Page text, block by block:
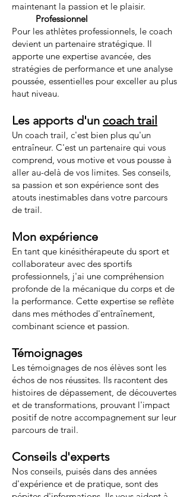
maintenant la passion et le plaisir.
Professionnel
Pour les athlètes professionnels, le coach
devient un partenaire stratégique. Il
apporte une expertise avancée, des
stratégies de performance et une analyse
poussée, essentielles pour exceller au plus
haut niveau.
Les apports d'un coach trail
Un coach trail, c'est bien plus qu'un
entraîneur. C'est un partenaire qui vous
comprend, vous motive et vous pousse à
aller au-delà de vos limites. Ses conseils,
sa passion et son expérience sont des
atouts inestimables dans votre parcours
de trail.
Mon expérience
En tant que kinésithérapeute du sport et
collaborateur avec des sportifs
professionnels, j'ai une compréhension
profonde de la mécanique du corps et de
la performance. Cette expertise se reflète
dans mes méthodes d'entraînement,
combinant science et passion.
Témoignages
Les témoignages de nos élèves sont les
échos de nos réussites. Ils racontent des
histoires de dépassement, de découvertes
et de transformations, prouvant l'impact
positif de notre accompagnement sur leur
parcours de trail.
Conseils d'experts
Nos conseils, puisés dans des années
d'expérience et de pratique, sont des